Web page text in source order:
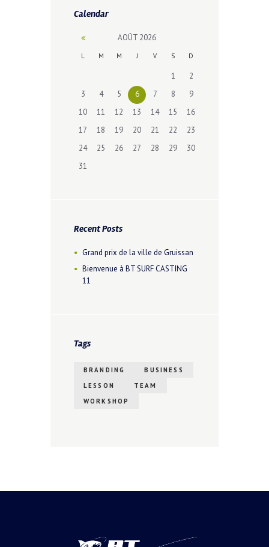
Calendar
AOÛT 2026
L M M J V S D
1
2
3
4 5 6 7 8
9
10
11 12 13 14 15
16
17
18 19 20 21 22
23
24
25 26 27 28 29
30
31
Recent Posts
Grand prix de la ville de Gruissan
Bienvenue à BT SURF CASTING
11
Tags
BRANDING
BUSINESS
LESSON
TEAM
WORKSHOP